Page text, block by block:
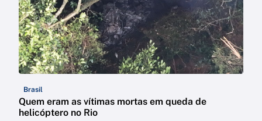
Brasil
Quem eram as vítimas mortas em queda de
helicóptero no Rio